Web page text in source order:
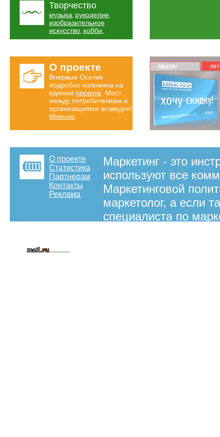
Творчество
музыка, рукоделие,
изобразительное
искусство, хобби,
О проекте
Впервые Осетия
подробно изложена на
едином проекте . Мост
между потребителями и
организациями возведен!
Мнение
Карта скидок!
О проекте
Статистика
Партнерам
Контакты
Реклама
Маркетинг - это
используют все
Маркетинговой
маркетолог, а если
специалиста по